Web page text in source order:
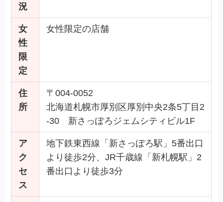
況
女
性
限
定
女性限定の店舗
住
所
〒004-0052
北海道札幌市厚別区厚別中央2条5丁目2
-30 新さっぽろジェムシティビル1F
ア
ク
セ
ス
地下鉄東西線「新さっぽろ駅」5番出口
より徒歩2分、JR千歳線「新札幌駅」2
番出口より徒歩3分